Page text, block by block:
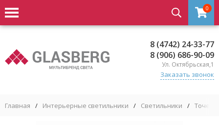
0
8 (4742) 24-33-77
8 (906) 686-90-09
Ул. Октябрьская,1
Заказать звонок
Главная / Интерьерные светильники / Светильники /